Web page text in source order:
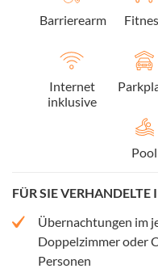
Barrierearm
Internet
inklusive
Pool
FÜR SIE
Übernachtungen im
Doppelzimmer oder
Personen